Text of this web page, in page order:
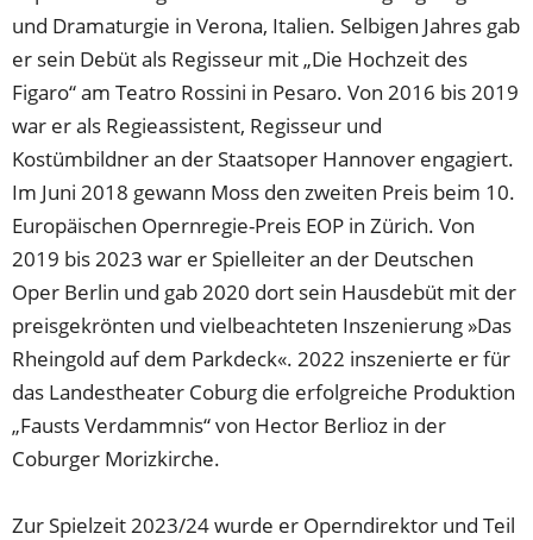
und Dramaturgie in Verona, Italien. Selbigen Jahres gab
er sein Debüt als Regisseur mit „Die Hochzeit des
Figaro“ am Teatro Rossini in Pesaro. Von 2016 bis 2019
war er als Regieassistent, Regisseur und
Kostümbildner an der Staatsoper Hannover engagiert.
Im Juni 2018 gewann Moss den zweiten Preis beim 10.
Europäischen Opernregie-Preis EOP in Zürich. Von
2019 bis 2023 war er Spielleiter an der Deutschen
Oper Berlin und gab 2020 dort sein Hausdebüt mit der
preisgekrönten und vielbeachteten Inszenierung »Das
Rheingold auf dem Parkdeck«. 2022 inszenierte er für
das Landestheater Coburg die erfolgreiche Produktion
„Fausts Verdammnis“ von Hector Berlioz in der
Coburger Morizkirche.
Zur Spielzeit 2023/24 wurde er Operndirektor und Teil